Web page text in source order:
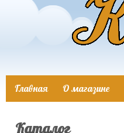
Главная О магазине
Каталог